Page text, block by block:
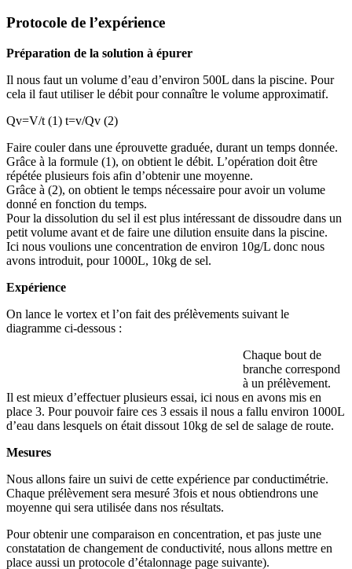
Protocole de l’expérience
Préparation de la solution à épurer
Il nous faut un volume d’eau d’environ 500L dans la piscine. Pour
cela il faut utiliser le débit pour connaître le volume approximatif.
Qv=V/t (1) t=v/Qv (2)
Faire couler dans une éprouvette graduée, durant un temps donnée.
Grâce à la formule (1), on obtient le débit. L’opération doit être
répétée plusieurs fois afin d’obtenir une moyenne.
Grâce à (2), on obtient le temps nécessaire pour avoir un volume
donné en fonction du temps.
Pour la dissolution du sel il est plus intéressant de dissoudre dans un
petit volume avant et de faire une dilution ensuite dans la piscine.
Ici nous voulions une concentration de environ 10g/L donc nous
avons introduit, pour 1000L, 10kg de sel.
Expérience
On lance le vortex et l’on fait des prélèvements suivant le
diagramme ci-dessous :
Chaque bout de
branche correspond
à un prélèvement.
Il est mieux d’effectuer plusieurs essai, ici nous en avons mis en
place 3. Pour pouvoir faire ces 3 essais il nous a fallu environ 1000L
d’eau dans lesquels on était dissout 10kg de sel de salage de route.
Mesures
Nous allons faire un suivi de cette expérience par conductimétrie.
Chaque prélèvement sera mesuré 3fois et nous obtiendrons une
moyenne qui sera utilisée dans nos résultats.
Pour obtenir une comparaison en concentration, et pas juste une
constatation de changement de conductivité, nous allons mettre en
place aussi un protocole d’étalonnage page suivante).